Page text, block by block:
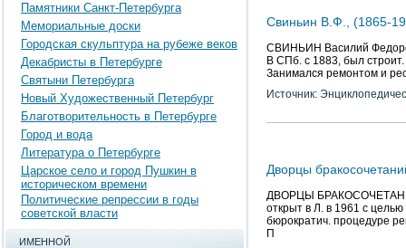
Памятники Санкт-Петербурга
Мемориальные доски
Городская скульптура на рубеже веков
Декабристы в Петербурге
Святыни Петербурга
Новый Художественный Петербург
Благотворительность в Петербурге
Город и вода
Литература о Петербурге
Царское село и город Пушкин в
историческом времени
Политические репрессии в годы
советской власти
ИМЕННОЙ
Свиньин В.Ф., (1865-
СВИНЬИН Василий
В СПб. с 1883, был
Занимался ремонтом и
Источник:
Дворцы
ДВОРЦЫ
открыт в Л. в 1961 с
бюрократич. процедуре
П